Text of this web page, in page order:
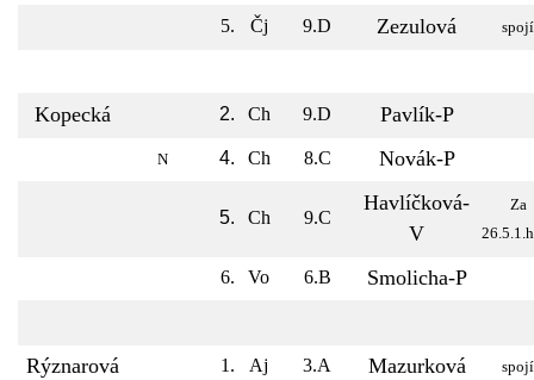
5. Čj 9.D Zezulová spojí
Kopecká 2. Ch 9.D Pavlík-P
N 4. Ch 8.C Novák-P
5. Ch 9.C
Havlíčková-
V
Za
6. Vo 6.B Smolicha-P
Rýznarová 1. Aj 3.A Mazurková spojí